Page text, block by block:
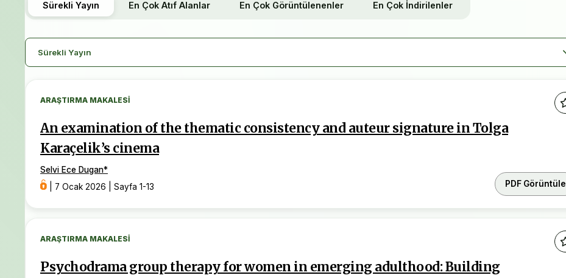
DOI Öneki:10.26466/opusjsr
Yayın Türü:Açık Erişim
Hakemlik Türü:Çift Kör Hakemlik
Telif Hakkı:Dergide yayımlanan makalelerin telif hakkı yazarlara, ticari kullanım hakkı ise dergimize aittir.
Lisans: (CC BY 4.0)
Dergi Eski Adı:
Kapsadığı Yıllar:2011 - 2021
Sürekli Yayın En Çok Atıf Alanlar En Çok Görüntülenenler En Çok İndirilenler
Sürekli Yayın
ARAŞTIRMA MAKALESI
An examination of the thematic consistency and auteur signature in Tolga
Karaçelik’s cinema
Selvi Ece Dugan*
7 Ocak 2026 Sayfa 1-13 PDF Görüntüle
ARAŞTIRMA MAKALESI
Psychodrama group therapy for women in emerging adulthood: Building